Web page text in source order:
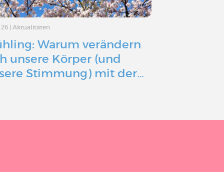
|Aktualitäten
Warum verändern
unsere Körper (und
Stimmung) mit der…